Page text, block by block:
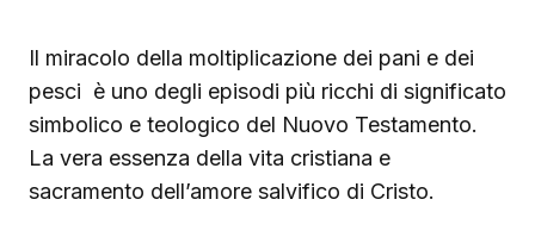
Il miracolo della moltiplicazione dei pani e dei
pesci è uno degli episodi più ricchi di significato
simbolico e teologico del Nuovo Testamento.
La vera essenza della vita cristiana e
sacramento dell’amore salvifico di Cristo.